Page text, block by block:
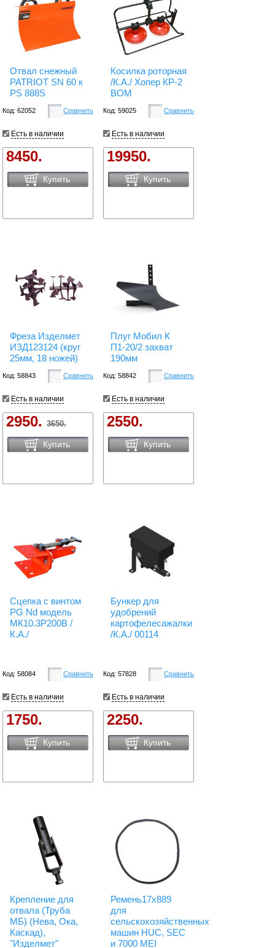
Отвал снежный
PATRIOT SN 60 к
PS 888S
Код: 62052 Сравнить
Есть в наличии
8450.
Купить
Косилка роторная
/К.А./ Хопер КР-2
ВОМ
Код: 59025 Сравнить
Есть в наличии
19950.
Купить
Фреза Изделмет
ИЗД123124 (круг
25мм, 18 ножей)
Код: 58843 Сравнить
Есть в наличии
2950. 3650.
Купить
Плуг Мобил К
П1-20/2 захват
190мм
Код: 58842 Сравнить
Есть в наличии
2550.
Купить
Сцепка с винтом
PG Nd модель
МК10.3Р200В /
К.А./
Код: 58084 Сравнить
Есть в наличии
1750.
Купить
Бункер для
удобрений
картофелесажалки
/К.А./ 00114
Код: 57828 Сравнить
Есть в наличии
2250.
Купить
Крепление для
отвала (Труба
МБ) (Нева, Ока,
Каскад),
"Изделмет"
Ремень17x889
для
сельскохозяйственных
машин HUC, SEC
и 7000 MEI